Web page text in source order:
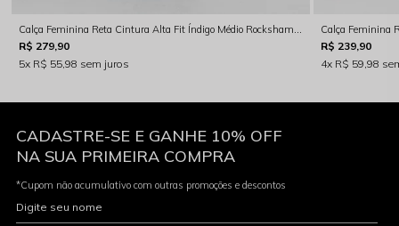
Calça Feminina Reta Cintura Alta Fit Índigo Médio Rocksham - RS00127 - 5007
R$ 279,90
5x R$ 55,98 sem juros
R$ 239,90
4x R$ 59,98
CADASTRE-SE E GANHE 10% OFF
NA SUA PRIMEIRA COMPRA
*Cupom não acumulativo com outras promoções e descontos
Digite seu nome